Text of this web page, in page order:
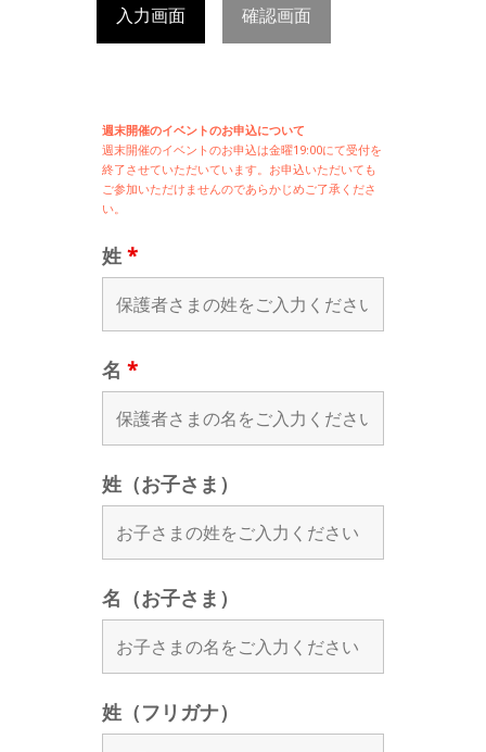
入力画面 確認画面
週末開催のイベントのお申込について
週末開催のイベントのお申込は金曜19:00にて受付を
終了させていただいています。お申込いただいても
ご参加いただけませんのであらかじめご了承くださ
い。
姓 *
名 *
姓（お子さま）
名（お子さま）
姓（フリガナ）